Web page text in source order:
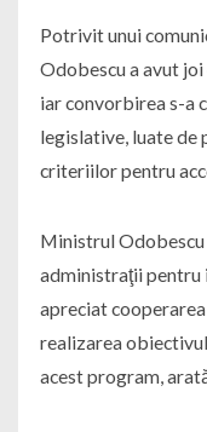
Potrivit unui
Odobescu a avut
iar convorbirea s-a
legislative, luate de
criteriilor pentru
Ministrul
administraţii pentru
apreciat
realizarea
acest program,